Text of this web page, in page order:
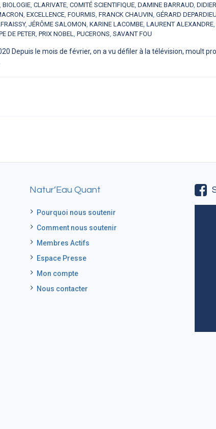
, BIOLOGIE, CLARIVATE, COMITÉ SCIENTIFIQUE, DAMINE BARRAUD,
, EXCELLENCE, FOURMIS, FRANCK CHAUVIN, GÉRARD
, JÉRÔME SALOMON, KARINE LACOMBE, LAURENT ALEXANDRE,
DE PETER, PRIX NOBEL, PUCERONS, SAVANT FOU
Depuis le mois de février, on a vu défiler à la télévision, moult
Natur’Eau Quant
Pourquoi nous soutenir
Comment nous soutenir
Membres Actifs
Espace Presse
Mon compte
Nous contacter